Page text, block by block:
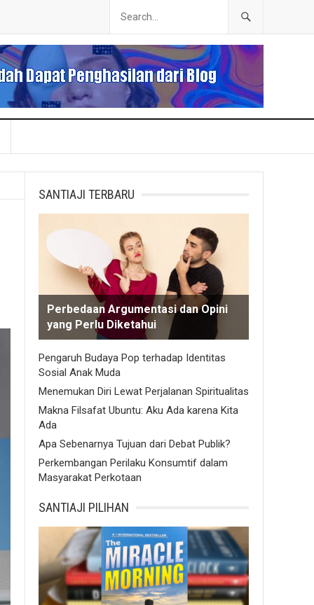
SANTIAJI TERBARU
Perbedaan Argumentasi dan Opini
yang Perlu Diketahui
Pengaruh Budaya Pop terhadap Identitas
Sosial Anak Muda
Menemukan Diri Lewat Perjalanan Spiritualitas
Makna Filsafat Ubuntu: Aku Ada karena Kita
Ada
Apa Sebenarnya Tujuan dari Debat Publik?
Perkembangan Perilaku Konsumtif dalam
Masyarakat Perkotaan
SANTIAJI PILIHAN